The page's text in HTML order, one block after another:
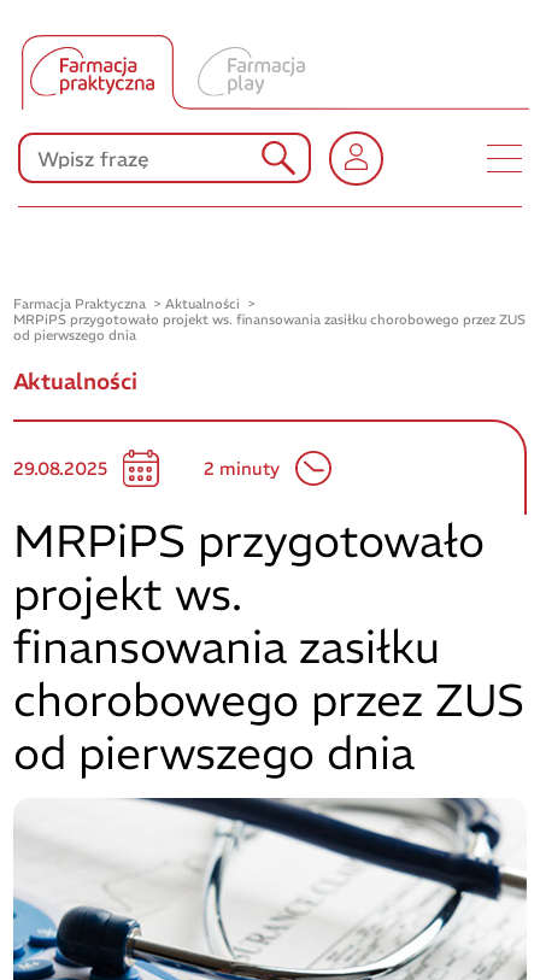
Produkty Polpharmy
KONKURSY
Farmacja Praktyczna
Aktualności
MRPiPS przygotowało projekt ws. finansowania zasiłku chorobowego przez ZUS
od pierwszego dnia
Aktualności
29.08.2025 2 minuty
MRPiPS przygotowało
projekt ws.
finansowania zasiłku
chorobowego przez ZUS
od pierwszego dnia